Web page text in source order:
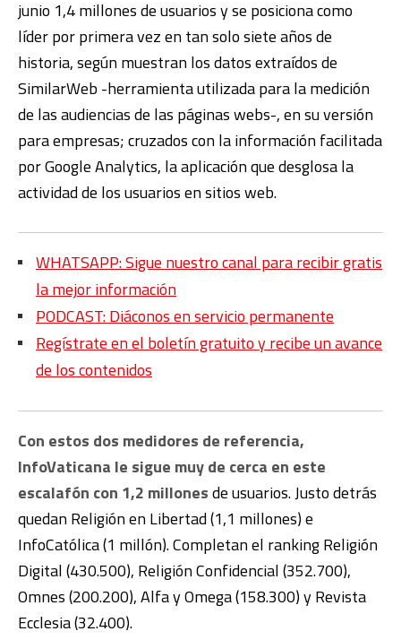
junio 1,4 millones de usuarios y se posiciona como
líder por primera vez en tan solo siete años de
historia, según muestran los datos extraídos de
SimilarWeb -herramienta utilizada para la medición
de las audiencias de las páginas webs-, en su versión
para empresas; cruzados con la información facilitada
por Google Analytics, la aplicación que desglosa la
actividad de los usuarios en sitios web.
WHATSAPP: Sigue nuestro canal para recibir gratis
la mejor información
PODCAST: Diáconos en servicio permanente
Regístrate en el boletín gratuito y recibe un avance
de los contenidos
Con estos dos medidores de referencia,
InfoVaticana le sigue muy de cerca en este
escalafón con 1,2 millonesde usuarios. Justo detrás
quedan Religión en Libertad (1,1 millones) e
InfoCatólica (1 millón). Completan el ranking Religión
Digital (430.500), Religión Confidencial (352.700),
Omnes (200.200), Alfa y Omega (158.300) y Revista
Ecclesia (32.400).